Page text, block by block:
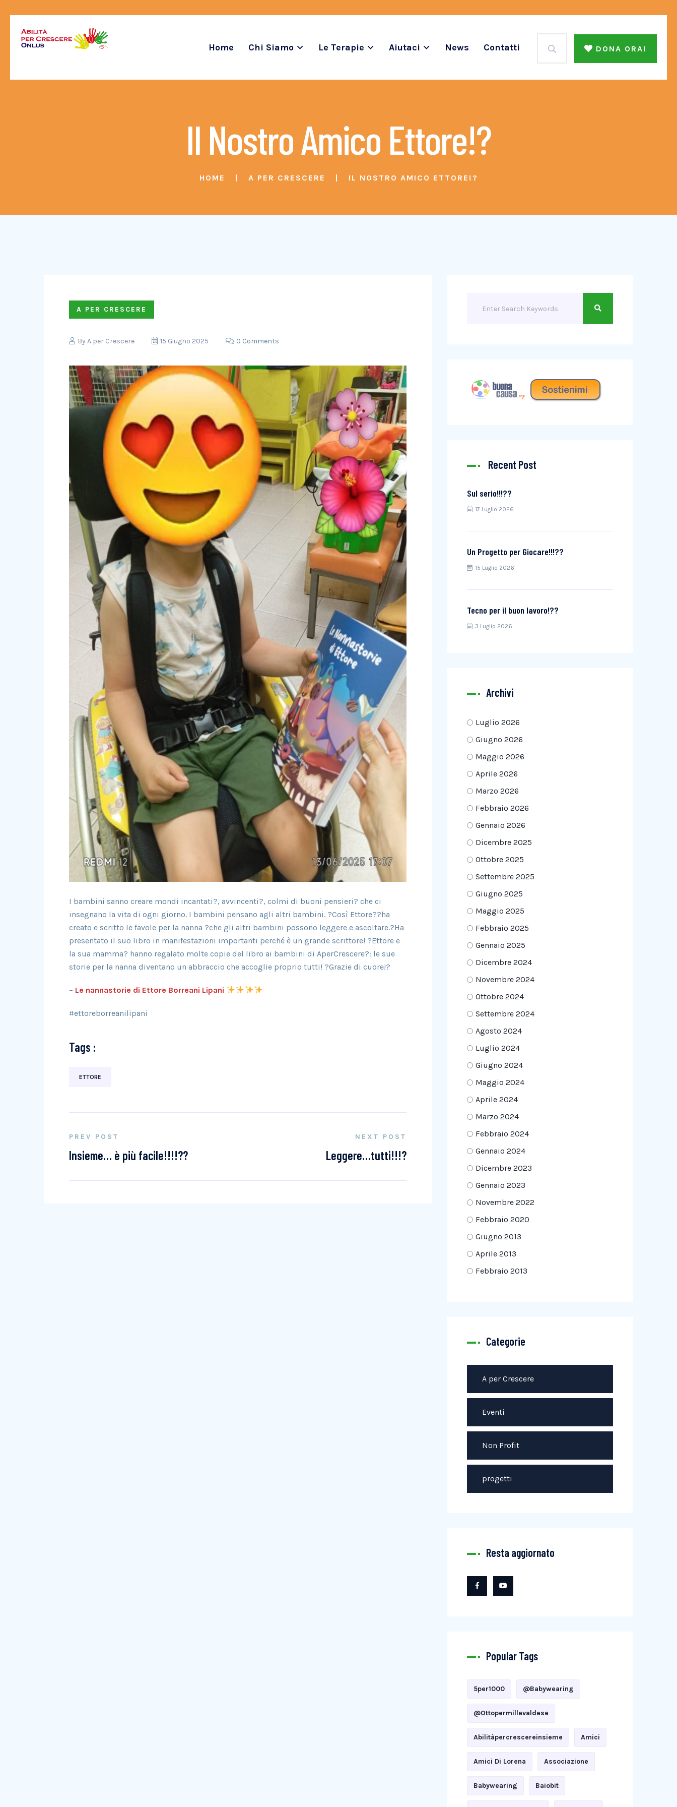
Home Chi Siamo Le Terapie Aiutaci News Contatti DONA ORA!
Il Nostro Amico Ettore!?
HOME A PER CRESCERE IL NOSTRO AMICO ETTORE!?
A PER CRESCERE
ByA per Crescere 15 Giugno 2025 0 Comments
I bambini sanno creare mondi incantati?, avvincenti?, colmi di buoni pensieri? che ci
insegnano la vita di ogni giorno. I bambini pensano agli altri bambini. ?Così Ettore??ha
creato e scritto le favole per la nanna ?che gli altri bambini possono leggere e ascoltare.?Ha
presentato il suo libro in manifestazioni importanti perché è un grande scrittore! ?Ettore e
la sua mamma? hanno regalato molte copie del libro ai bambini di AperCrescere?: le sue
storie per la nanna diventano un abbraccio che accoglie proprio tutti! ?Grazie di cuore!?
– Le nannastorie di Ettore Borreani Lipani
#ettoreborreanilipani
Tags :
ETTORE
PREV POST
Insieme… è più facile!!!!??
NEXT POST
Leggere…tutti!!!?
Recent Post
Sul serio!!!??
17 Luglio 2026
Un Progetto per Giocare!!!??
15 Luglio 2026
Tecno per il buon lavoro!??
3 Luglio 2026
Archivi
Luglio 2026
Giugno 2026
Maggio 2026
Aprile 2026
Marzo 2026
Febbraio 2026
Gennaio 2026
Dicembre 2025
Ottobre 2025
Settembre 2025
Giugno 2025
Maggio 2025
Febbraio 2025
Gennaio 2025
Dicembre 2024
Novembre 2024
Ottobre 2024
Settembre 2024
Agosto 2024
Luglio 2024
Giugno 2024
Maggio 2024
Aprile 2024
Marzo 2024
Febbraio 2024
Gennaio 2024
Dicembre 2023
Gennaio 2023
Novembre 2022
Febbraio 2020
Giugno 2013
Aprile 2013
Febbraio 2013
Categorie
A per Crescere
Eventi
Non Profit
progetti
Resta aggiornato
Popular Tags
5per1000 @babywearing
@ottopermillevaldese
Abilitàpercrescereinsieme Amici
Amici Di Lorena Associazione
Babywearing Baiobit